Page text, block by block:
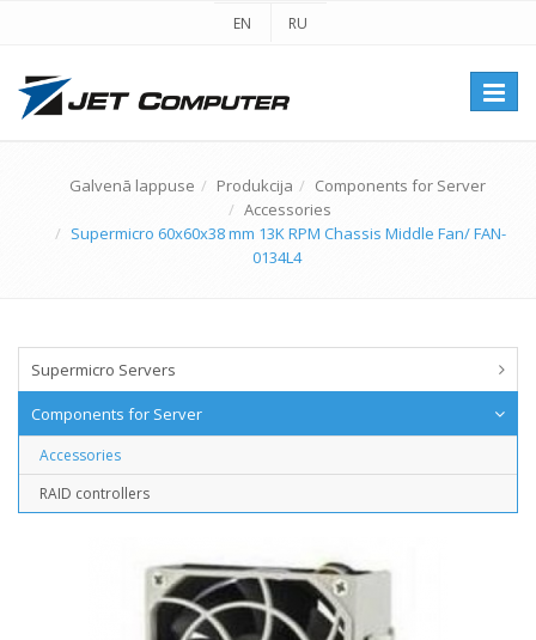
EN RU
Galvenā lappuse Produkcija
Components for Server
Accessories
Supermicro 60x60x38 mm 13K RPM Chassis Middle Fan/ FAN-
0134L4
Supermicro Servers
Components for Server
Accessories
RAID controllers